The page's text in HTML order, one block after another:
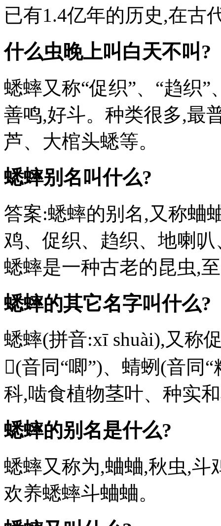
已有1.4亿年的历史,在古
什么虫晚上叫白天不叫?
蟋蟀又称“促织”、“趋织
善鸣,好斗。种类很多,最
芦、大棺头蟋等。
蟋蟀别名叫什么?
答案:蟋蟀的别名,又称蛐
鸡、促织、趋织、地喇
蟋蟀是一种古老的昆虫,
蟋蟀的其它名字叫什么?
蟋蟀(拼音:xī shuài),又称
𧉍(音同“唧”)、蜻蛚(音同
科,啮食植物茎叶、种实
蟋蟀的别名是什么?
蟋蟀又称为,蛐蛐,秋虫,斗
欢养蟋蟀斗蛐蛐。